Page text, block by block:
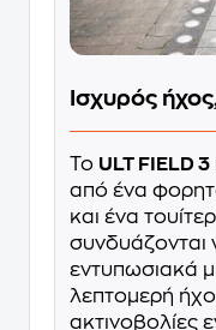
Ισχυρός
Το ULT FIELD 3
από ένα
και ένα
συνδυάζονται
εντυπωσιακά
λεπτομερή
ακτινοβολίες